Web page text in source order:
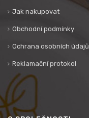
Jak nakupovat
Obchodní podmínky
Ochrana osobních údajů
Reklamační protokol